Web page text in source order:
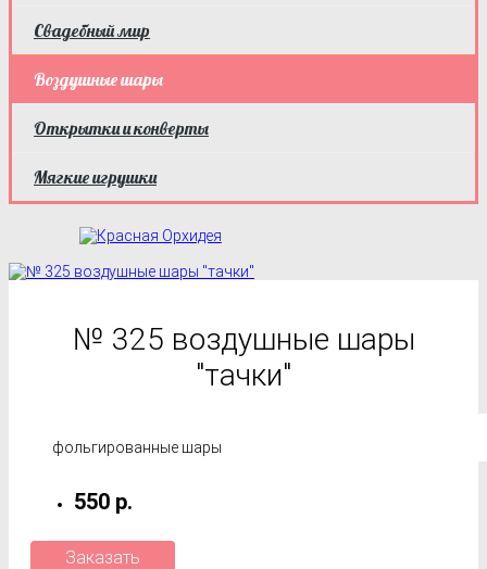
Свадебный мир
Воздушные шары
Открытки и конверты
Мягкие игрушки
№ 325 воздушные шары
"тачки"
фольгированные шары
550 р.
Заказать